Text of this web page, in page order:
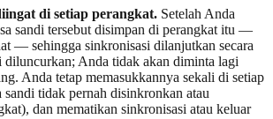
di setiap perangkat. Setelah Anda
sandi tersebut disimpan di perangkat itu —
— sehingga sinkronisasi dilanjutkan secara
diluncurkan; Anda tidak akan diminta lagi
Anda tetap memasukkannya sekali di setiap
sandi tidak pernah disinkronkan atau
dan mematikan sinkronisasi atau keluar